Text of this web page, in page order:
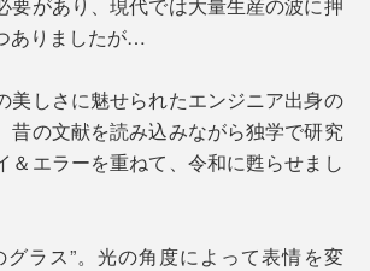
ありましたが…
美しさに魅せられたエンジニア出身の
昔の文献を読み込みながら独学で研究
＆エラーを重ねて、令和に甦らせまし
グラス”。光の角度によって表情を変